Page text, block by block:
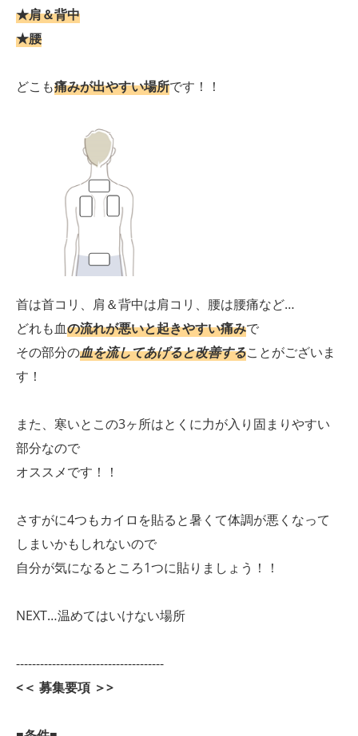
★肩＆背中
★腰
どこも痛みが出やすい場所です！！
首は首コリ、肩＆背中は肩コリ、腰は腰痛など…
どれも血の流れが悪いと起きやすい痛みで
その部分の血を流してあげると改善することがございま
す！
また、寒いとこの3ヶ所はとくに力が入り固まりやすい
部分なので
オススメです！！
さすがに4つもカイロを貼ると暑くて体調が悪くなって
しまいかもしれないので
自分が気になるところ1つに貼りましょう！！
NEXT…温めてはいけない場所
-------------------------------------
<＜ 募集要項 ＞>